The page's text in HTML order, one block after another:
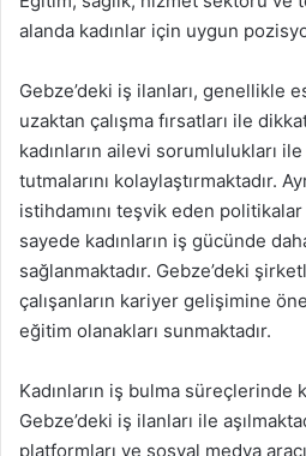
alanda kadınlar için uygun
Gebze’deki iş ilanları, genellikle
uzaktan çalışma fırsatları ile
kadınların ailevi sorumlulukları
tutmalarını kolaylaştırmaktadır.
istihdamını teşvik eden
sayede kadınların iş gücünde
sağlanmaktadır. Gebze’deki
çalışanların kariyer gelişimine
eğitim olanakları sunmaktadır.
Kadınların iş bulma süreçlerinde
Gebze’deki iş ilanları ile
platformları ve sosyal medya